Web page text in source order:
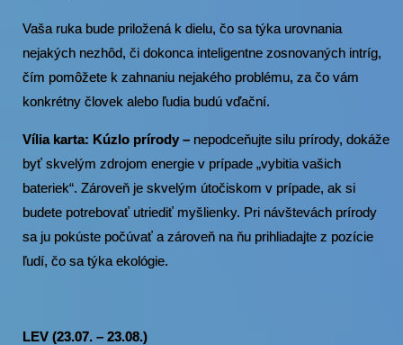
Vaša ruka bude priložená k dielu, čo sa týka urovnania
nejakých nezhôd, či dokonca inteligentne zosnovaných intríg,
čím pomôžete k zahnaniu nejakého problému, za čo vám
konkrétny človek alebo ľudia budú vďační.
Vília karta: Kúzlo prírody – nepodceňujte silu prírody, dokáže
byť skvelým zdrojom energie v prípade „vybitia vašich
bateriek“. Zároveň je skvelým útočiskom v prípade, ak si
budete potrebovať utriediť myšlienky. Pri návštevách prírody
sa ju pokúste počúvať a zároveň na ňu prihliadajte z pozície
ľudí, čo sa týka ekológie.
LEV (23.07. – 23.08.)